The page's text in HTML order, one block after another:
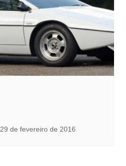
29 de fevereiro de 2016